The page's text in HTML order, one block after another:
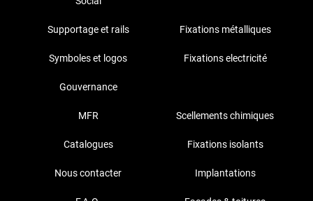
Supportage et rails Fixations métalliques
Symboles et logos Fixations electricité
Gouvernance
MFR Scellements chimiques
Catalogues Fixations isolants
Nous contacter Implantations